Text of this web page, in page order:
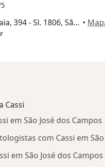
Rua Euclides Miragaia, 394 - Sl. 1806, São José dos Campos •
Cassi
em São José dos Campos
com Cassi em São
em São José dos Campos